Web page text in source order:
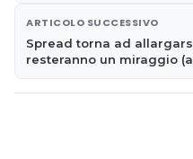
ARTICOLO SUCCESSIVO
Spread torna ad
resteranno un miraggio